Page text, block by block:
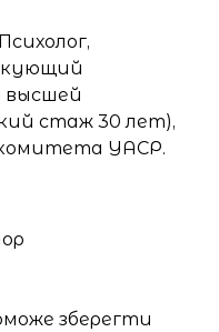
высшей
стаж 30 лет),
комитета УАСР.
зберегти